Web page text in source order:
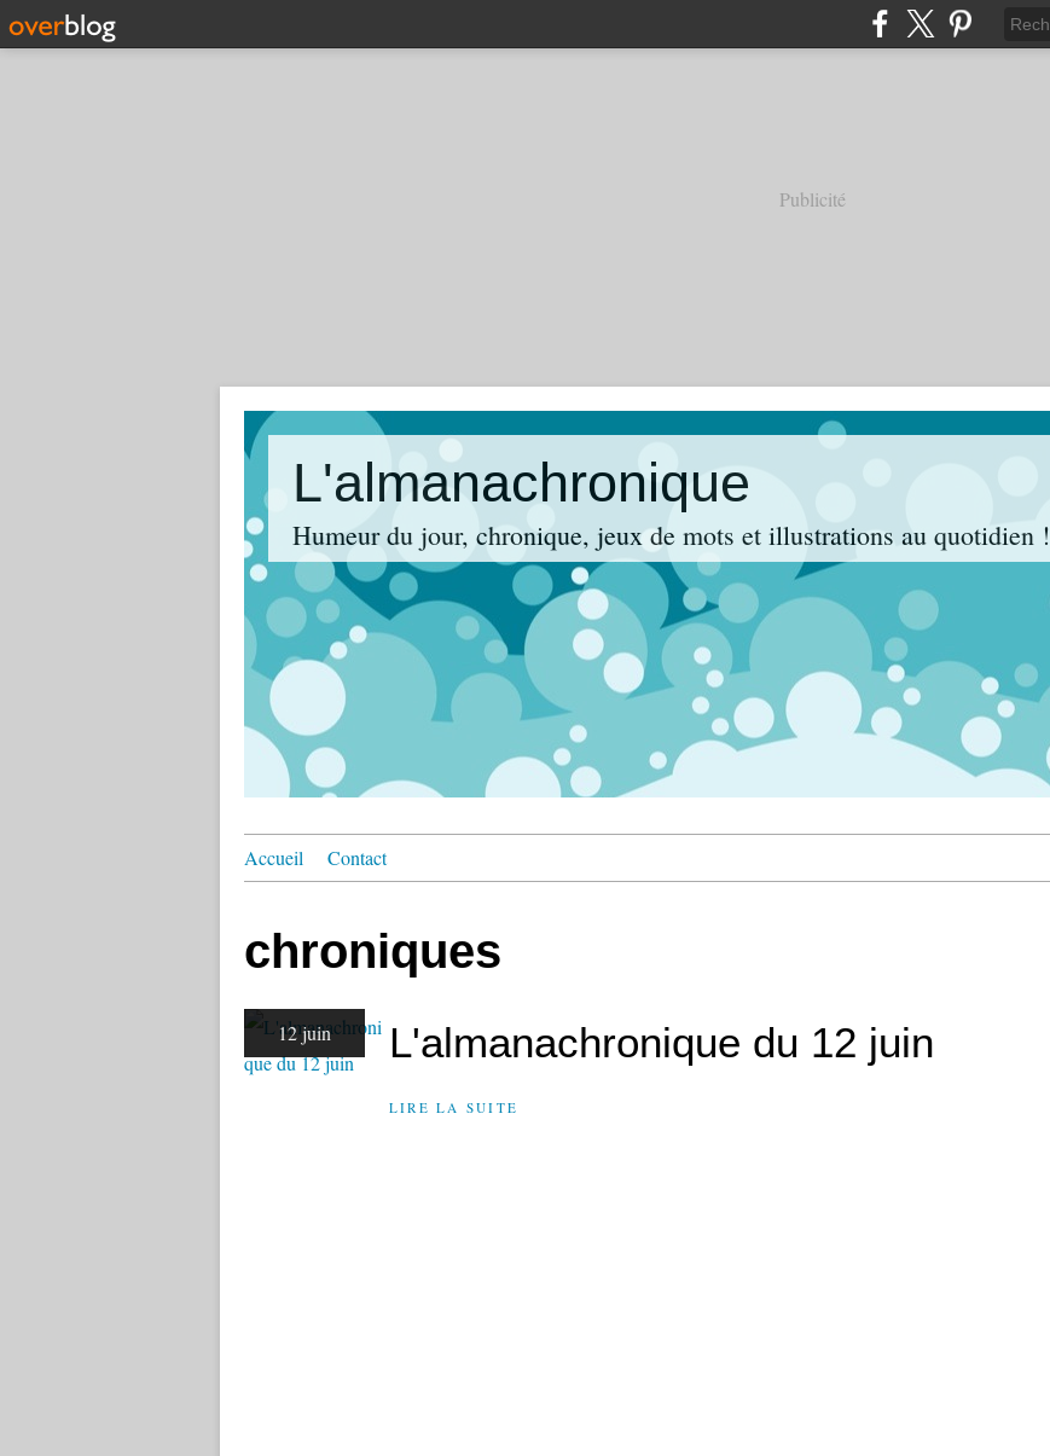
Publicité
L'almanachronique
Humeur du jour, chronique, jeux de mots et illustrations au quotidien !
Accueil Contact
chroniques
12 juin L'almanachronique du 12 juin
LIRE LA SUITE